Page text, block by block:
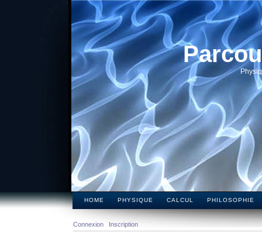
HOME PHYSIQUE CALCUL PHILOSOPHIE
Connexion Inscription